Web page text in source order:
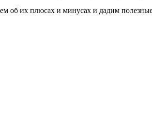
об их плюсах и минусах и дадим